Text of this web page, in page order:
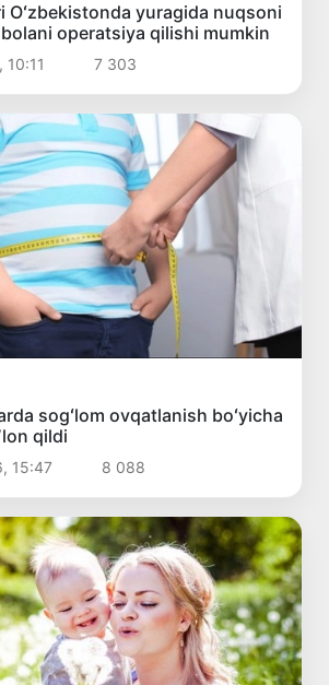
Oʻzbekistonda yuragida nuqsoni
operatsiya qilishi mumkin
7 303
sogʻlom ovqatlanish boʻyicha
qildi
15:47 8 088